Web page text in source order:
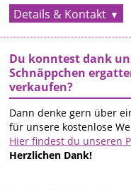
Details & Kontakt
Du konntest dank
Schnäppchen
verkaufen?
Dann denke gern über
für unsere kostenlose
Hier findest du unseren
Herzlichen Dank!